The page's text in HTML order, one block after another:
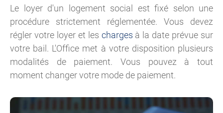
Le loyer d'un logement social est fixé selon une
procédure strictement réglementée. Vous devez
régler votre loyer et les charges à la date prévue sur
votre bail. L'Office met à votre disposition plusieurs
modalités de paiement. Vous pouvez à tout
moment changer votre mode de paiement.